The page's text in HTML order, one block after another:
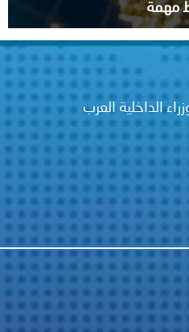
مهمة
الداخلية العرب